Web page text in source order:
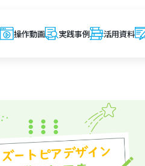
操作動画 実践事例 活用資料